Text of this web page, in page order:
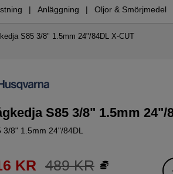
Anläggning Oljor & Smörjmedel
S85 3/8" 1.5mm 24"/84DL X-CUT
S85 3/8" 1.5mm 24"/
3/8" 1.5mm 24"/84DL
489KR
KR